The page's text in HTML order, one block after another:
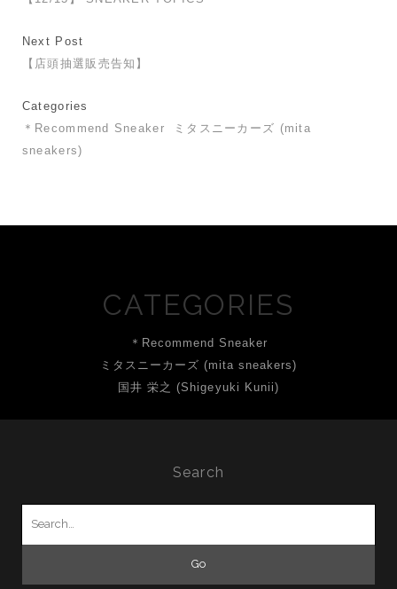
Next Post
【店頭抽選販売告知】
Categories
＊Recommend Sneaker
ミタスニーカーズ (mita
sneakers)
CATEGORIES
＊Recommend Sneaker
ミタスニーカーズ (mita sneakers)
国井 栄之 (Shigeyuki Kunii)
Search